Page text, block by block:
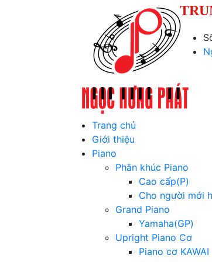
Trang chủ
Giới thiệu
Piano
Phân khúc Piano
Cao cấp(P)
Cho người mới
Grand Piano
Yamaha(GP)
Upright Piano Cơ
Piano cơ KAWAI